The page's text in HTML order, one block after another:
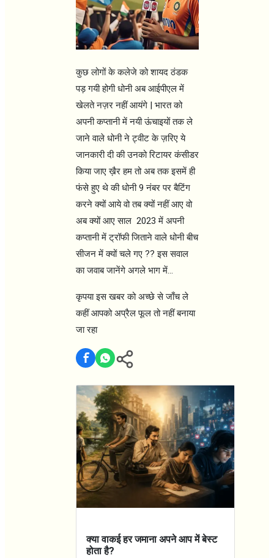
कुछ लोगों के कलेजे को शायद ठंडक
पड़ गयी होगी धोनी अब आईपीएल में
खेलते नज़र नहीं आयंगे | भारत को
अपनी कप्तानी में नयी ऊंचाइयों तक ले
जाने वाले धोनी ने ट्वीट के ज़रिए ये
जानकारी दी की उनको रिटायर कंसीडर
किया जाए ख़ैर हम तो अब तक इसमें ही
फंसे हुए थे की धोनी 9 नंबर पर बैटिंग
करने क्यों आये वो तब क्यों नहीं आए वो
अब क्यों आए साल 2023 में अपनी
कप्तानी में ट्रॉफी जिताने वाले धोनी बीच
सीजन में क्यों चले गए ?? इस सवाल
का जवाब जानेंगे अगले भाग में...
कृपया इस खबर को अच्छे से जाँच ले
कहीं आपको अप्रैल फूल तो नहीं बनाया
जा रहा
क्या वाकई हर जमाना अपने आप में बेस्ट
होता है?